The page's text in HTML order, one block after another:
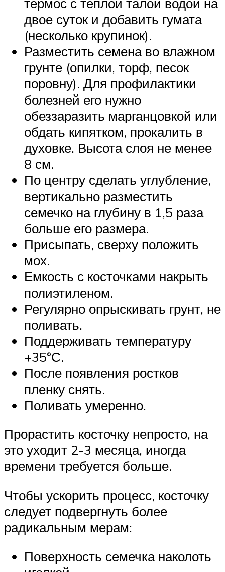
двое суток и добавить гумата
(несколько крупинок).
Разместить семена во влажном
грунте (опилки, торф, песок
поровну). Для профилактики
болезней его нужно
обеззаразить марганцовкой или
обдать кипятком, прокалить в
духовке. Высота слоя не менее
8 см.
По центру сделать углубление,
вертикально разместить
семечко на глубину в 1,5 раза
больше его размера.
Присыпать, сверху положить
мох.
Емкость с косточками накрыть
полиэтиленом.
Регулярно опрыскивать грунт, не
поливать.
Поддерживать температуру
+35°С.
После появления ростков
пленку снять.
Поливать умеренно.
Прорастить косточку непросто, на
это уходит 2-3 месяца, иногда
времени требуется больше.
Чтобы ускорить процесс, косточку
следует подвергнуть более
радикальным мерам:
Поверхность семечка наколоть